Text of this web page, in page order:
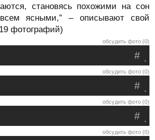
становясь похожими на сон
ясными,” – описывают свой
фотографий)
обсудить фото (0)
.
#
обсудить фото (0)
.
#
обсудить фото (0)
.
#
обсудить фото (0)